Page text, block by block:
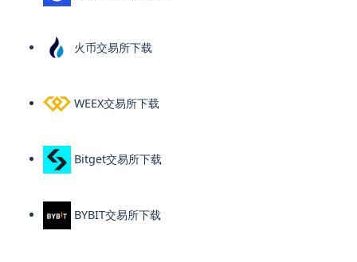
火币交易所下载
WEEX交易所下载
Bitget交易所下载
BYBIT交易所下载